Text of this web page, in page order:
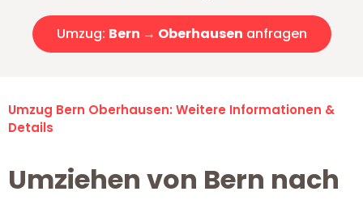
Umzug: Bern → Oberhausen anfragen
Umzug Bern Oberhausen: Weitere Informationen &
Details
Umziehen von Bern nach